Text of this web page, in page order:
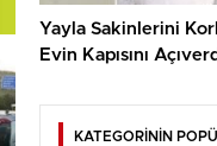
Yayla Sakinlerini
Evin Kapısını
KATEGORİNİN